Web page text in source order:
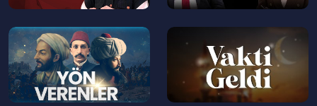
--
>
>